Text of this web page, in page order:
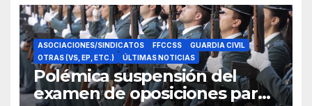
ASOCIACIONES/SINDICATOS FFCCSS
GUARDIA CIVIL
OTRAS (VS, EP, ETC.)
ÚLTIMAS NOTICIAS
Polémica suspensión del
examen de oposiciones para